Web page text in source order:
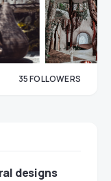
35FOLLOWERS
designs